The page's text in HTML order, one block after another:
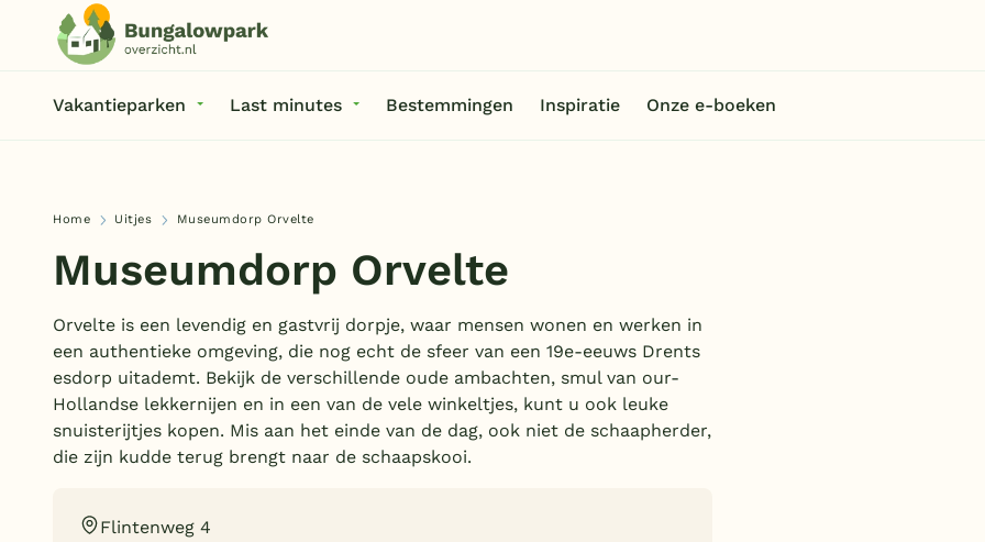
Vakantieparken Last minutes Bestemmingen Inspiratie Onze e-boeken
Home Uitjes Museumdorp Orvelte
Museumdorp Orvelte
Orvelte is een levendig en gastvrij dorpje, waar mensen wonen en werken in
een authentieke omgeving, die nog echt de sfeer van een 19e-eeuws Drents
esdorp uitademt. Bekijk de verschillende oude ambachten, smul van our-
Hollandse lekkernijen en in een van de vele winkeltjes, kunt u ook leuke
snuisterijtjes kopen. Mis aan het einde van de dag, ook niet de schaapherder,
die zijn kudde terug brengt naar de schaapskooi.
Flintenweg 4